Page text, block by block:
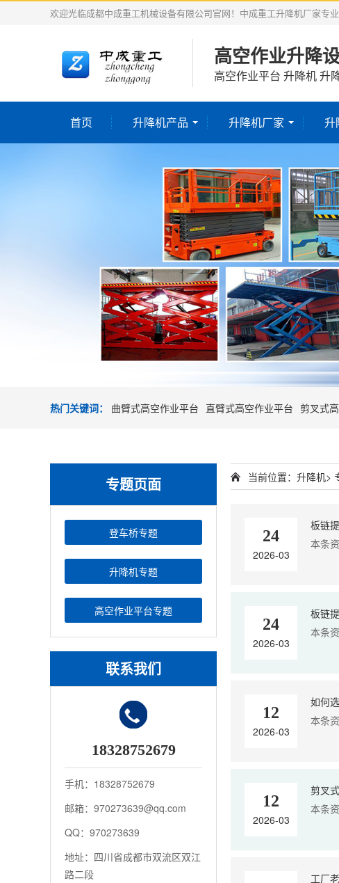
欢迎光临成都中成重工机械设备有限公司官网！中成重工升降机厂家专
高空作业升降
高空作业平台 升降机 升
首页 升降机产品 升降机厂家 升
热门关键词： 曲臂式高空作业平台 直臂式高空作业平台 剪叉式
专题页面
登车桥专题
升降机专题
高空作业平台专题
联系我们
18328752679
手机：18328752679
邮箱：970273639@qq.com
QQ：970273639
地址：四川省成都市双流区双江
路二段
当前位置： 升降机>
24
2026-03
板链
本条
24
2026-03
板链
本条
12
2026-03
如何
本条
12
2026-03
剪叉
本条
工厂